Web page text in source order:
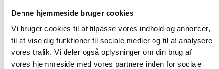
Denne hjemmeside bruger cookies
Vi bruger cookies til at tilpasse vores indhold og annoncer,
til at vise dig funktioner til sociale medier og til at analysere
vores trafik. Vi deler også oplysninger om din brug af
vores hjemmeside med vores partnere inden for sociale
Vælg muligheder
NYHED